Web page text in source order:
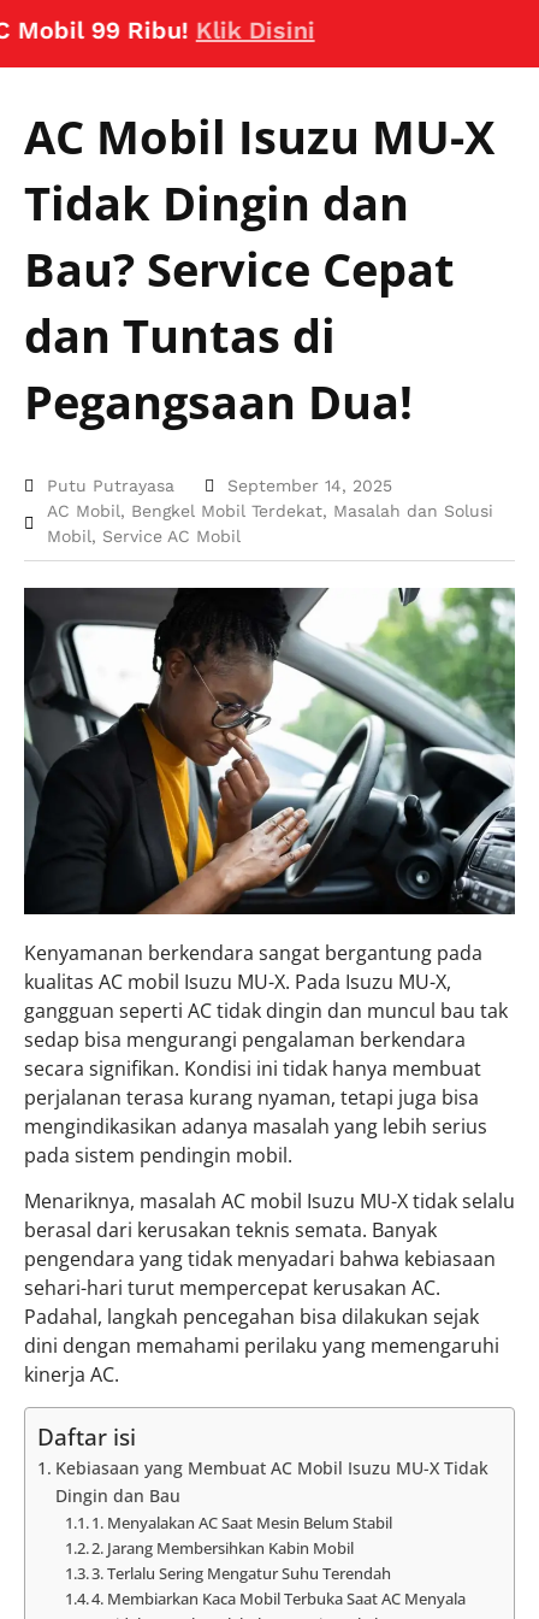
99 Ribu!Klik Disini
AC Mobil Isuzu MU-X
Tidak Dingin dan
Bau? Service Cepat
dan Tuntas di
Pegangsaan Dua!
Putu Putrayasa
September 14, 2025
AC Mobil, Bengkel Mobil Terdekat, Masalah dan Solusi
Mobil, Service AC Mobil
Kenyamanan berkendara sangat bergantung pada
kualitas AC mobil Isuzu MU-X. Pada Isuzu MU-X,
gangguan seperti AC tidak dingin dan muncul bau tak
sedap bisa mengurangi pengalaman berkendara
secara signifikan. Kondisi ini tidak hanya membuat
perjalanan terasa kurang nyaman, tetapi juga bisa
mengindikasikan adanya masalah yang lebih serius
pada sistem pendingin mobil.
Menariknya, masalah AC mobil Isuzu MU-X tidak selalu
berasal dari kerusakan teknis semata. Banyak
pengendara yang tidak menyadari bahwa kebiasaan
sehari-hari turut mempercepat kerusakan AC.
Padahal, langkah pencegahan bisa dilakukan sejak
dini dengan memahami perilaku yang memengaruhi
kinerja AC.
Daftar isi
Kebiasaan yang Membuat AC Mobil Isuzu MU-X Tidak
Dingin dan Bau
1. Menyalakan AC Saat Mesin Belum Stabil
2. Jarang Membersihkan Kabin Mobil
3. Terlalu Sering Mengatur Suhu Terendah
4. Membiarkan Kaca Mobil Terbuka Saat AC Menyala